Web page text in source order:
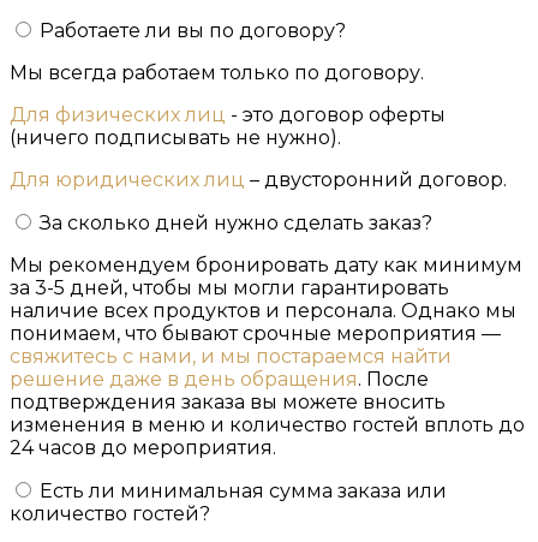
Работаете ли вы по договору?
Мы всегда работаем только по договору.
Для физических лиц - это договор оферты
(ничего подписывать не нужно).
Для юридических лиц – двусторонний договор.
За сколько дней нужно сделать заказ?
Мы рекомендуем бронировать дату как минимум
за 3-5 дней, чтобы мы могли гарантировать
наличие всех продуктов и персонала. Однако мы
понимаем, что бывают срочные мероприятия —
свяжитесь с нами, и мы постараемся найти
решение даже в день обращения. После
подтверждения заказа вы можете вносить
изменения в меню и количество гостей вплоть до
24 часов до мероприятия.
Есть ли минимальная сумма заказа или
количество гостей?